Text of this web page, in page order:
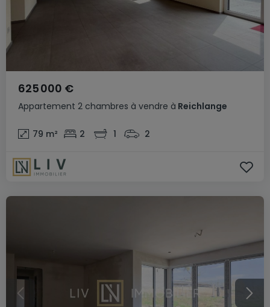
Appartement 2 chambres à vendre à Reichlange
625 000 €
79 m² 2 1 2